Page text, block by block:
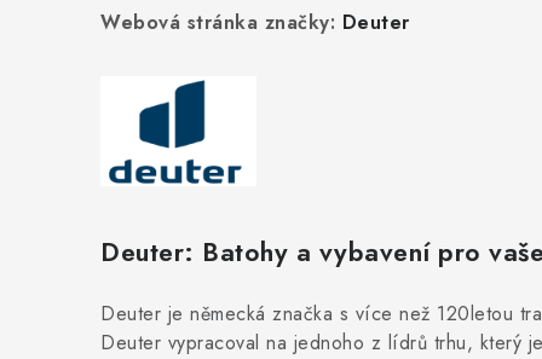
Webová stránka značky: Deuter
Deuter: Batohy a vybavení pro
Deuter je německá značka s více než 120letou
Deuter vypracoval na jednoho z lídrů trhu, který